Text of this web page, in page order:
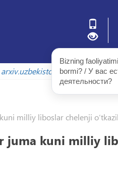
kuni milliy liboslar chelenji
juma kuni milliy
Bizning
bormi? / У вас
деятельности?